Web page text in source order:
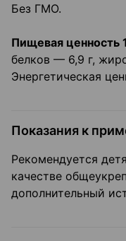
Без ГМО.
Пищевая ценность
белков — 6,9 г,
Энергетическая
Показания к
Рекомендуется
качестве
дополнительный